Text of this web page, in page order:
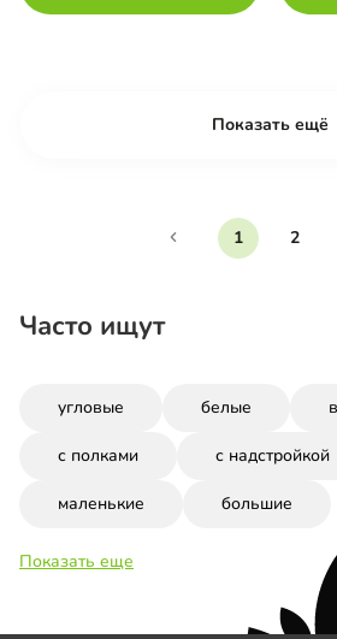
Показать ещё
1 2
Часто ищут
угловые белые
с полками с надстройкой
маленькие большие
Показать еще